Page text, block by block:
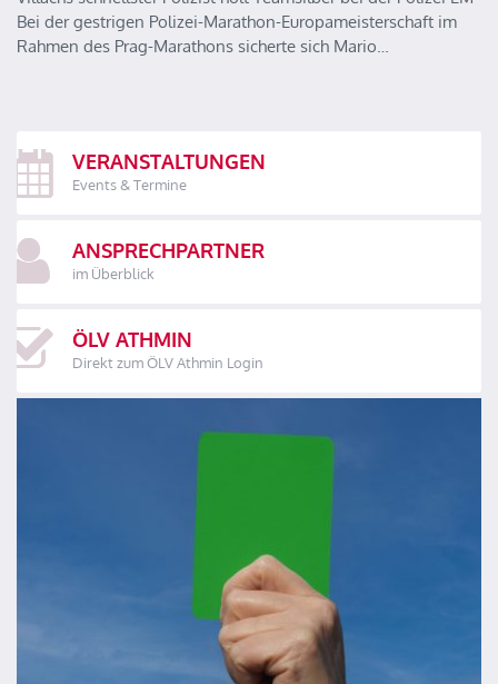
Bei der gestrigen Polizei-Marathon-Europameisterschaft im
Rahmen des Prag-Marathons sicherte sich Mario…
VERANSTALTUNGEN
Events & Termine
ANSPRECHPARTNER
im Überblick
ÖLV ATHMIN
Direkt zum ÖLV Athmin Login